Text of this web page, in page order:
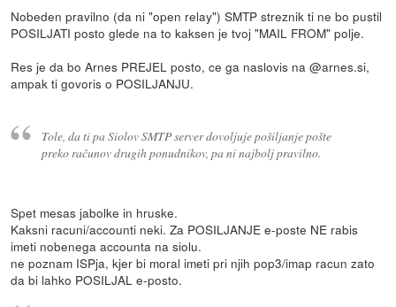
Nobeden pravilno (da ni "open relay") SMTP streznik ti ne bo pustil
POSILJATI posto glede na to kaksen je tvoj "MAIL FROM" polje.
Res je da bo Arnes PREJEL posto, ce ga naslovis na @arnes.si,
ampak ti govoris o POSILJANJU.
Tole, da ti pa Siolov SMTP server dovoljuje pošiljanje pošte
preko računov drugih ponudnikov, pa ni najbolj pravilno.
Spet mesas jabolke in hruske.
Kaksni racuni/accounti neki. Za POSILJANJE e-poste NE rabis
imeti nobenega accounta na siolu.
ne poznam ISPja, kjer bi moral imeti pri njih pop3/imap racun zato
da bi lahko POSILJAL e-posto.